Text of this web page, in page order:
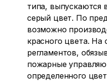
типа, выпускаются
серый цвет. По
возможно
красного цвета. На
регламентов,
пожарные
определенного